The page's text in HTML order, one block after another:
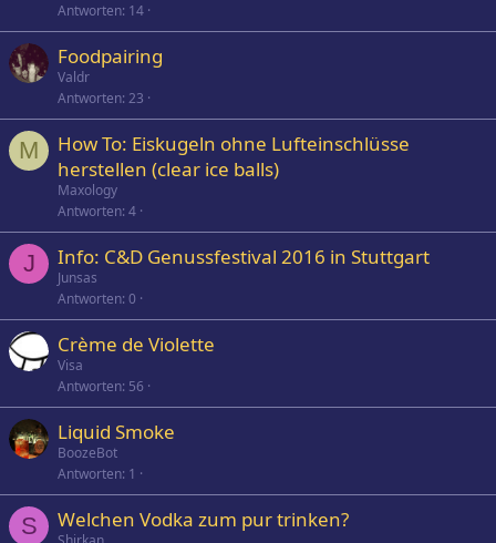
Antworten 14
Foodpairing
Valdr
Antworten 23
M
How To: Eiskugeln ohne Lufteinschlüsse
herstellen (clear ice balls)
Maxology
Antworten 4
J Info: C&D Genussfestival 2016 in Stuttgart
Junsas
Antworten 0
Crème de Violette
Visa
Antworten 56
Liquid Smoke
BoozeBot
Antworten 1
S Welchen Vodka zum pur trinken?